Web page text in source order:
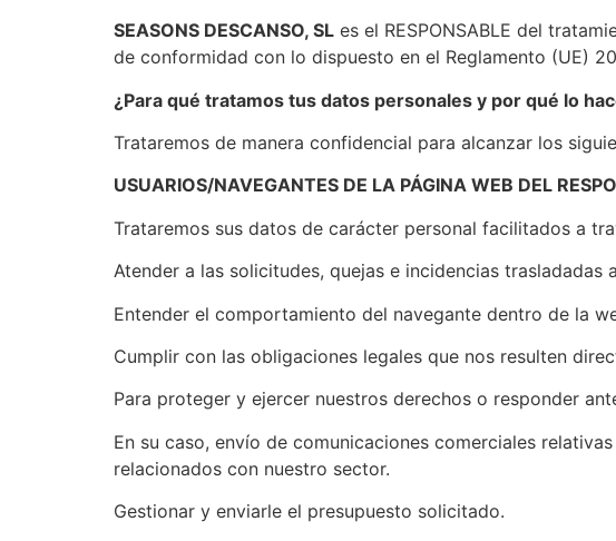
SEASONS DESCANSO, SL es el RESPONSABLE del
de conformidad con lo dispuesto en el Reglamento (UE)
¿Para qué tratamos tus datos personales y por qué lo
Trataremos de manera confidencial para alcanzar los
USUARIOS/NAVEGANTES DE LA PÁGINA WEB DEL
Trataremos sus datos de carácter personal facilitados a
Atender a las solicitudes, quejas e incidencias
Entender el comportamiento del navegante dentro de la
Cumplir con las obligaciones legales que nos resulten
Para proteger y ejercer nuestros derechos o responder
En su caso, envío de comunicaciones comerciales
relacionados con nuestro sector.
Gestionar y enviarle el presupuesto solicitado.